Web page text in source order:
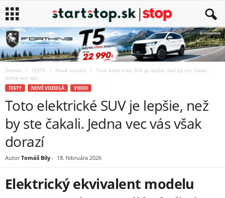
Domov TESTY Nové vozidlá
Toto elektrické SUV je lepšie, než by ste čakali.
Jedna vec vás...
TESTY NOVÉ VOZIDLÁ VIDEO
Toto elektrické SUV je lepšie, než
by ste čakali. Jedna vec vás však
dorazí
Autor Tomáš Bíly - 18. februára 2026
Elektrický ekvivalent modelu